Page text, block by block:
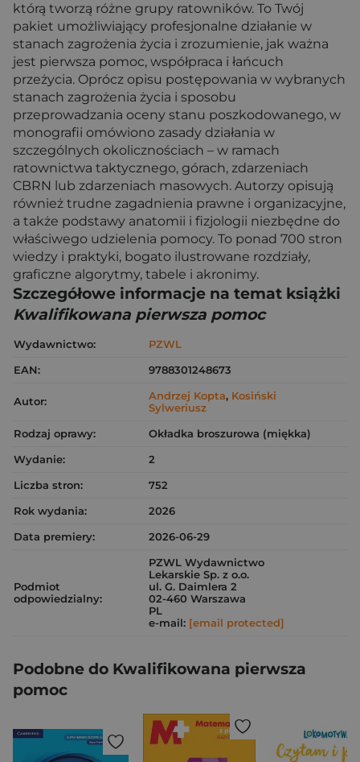
którą tworzą różne grupy ratowników. To Twój
pakiet umożliwiający profesjonalne działanie w
stanach zagrożenia życia i zrozumienie, jak ważna
jest pierwsza pomoc, współpraca i łańcuch
przeżycia. Oprócz opisu postępowania w wybranych
stanach zagrożenia życia i sposobu
przeprowadzania oceny stanu poszkodowanego, w
monografii omówiono zasady działania w
szczególnych okolicznościach – w ramach
ratownictwa taktycznego, górach, zdarzeniach
CBRN lub zdarzeniach masowych. Autorzy opisują
również trudne zagadnienia prawne i organizacyjne,
a także podstawy anatomii i fizjologii niezbędne do
właściwego udzielenia pomocy. To ponad 700 stron
wiedzy i praktyki, bogato ilustrowane rozdziały,
graficzne algorytmy, tabele i akronimy.
Szczegółowe informacje na temat książki
Kwalifikowana pierwsza pomoc
Wydawnictwo:
PZWL
EAN:
9788301248673
Autor: Andrzej Kopta, Kosiński
Sylweriusz
Rodzaj oprawy:
Okładka broszurowa (miękka)
Wydanie:
2
Liczba stron:
752
Rok wydania:
2026
Data premiery:
2026-06-29
Podmiot
odpowiedzialny:
PZWL Wydawnictwo
Lekarskie Sp. z o.o.
ul. G. Daimlera 2
02-460 Warszawa
PL
e-mail: [email protected]
Podobne do Kwalifikowana pierwsza
pomoc